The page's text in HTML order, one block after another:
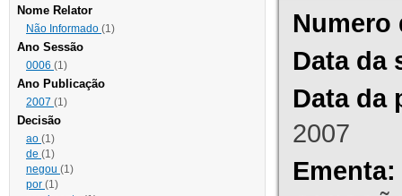
Nome Relator
Não Informado (1)
Ano Sessão
0006 (1)
Ano Publicação
2007 (1)
Decisão
ao (1)
de (1)
negou (1)
por (1)
Numero
Data da
Data da
2007
Ementa: